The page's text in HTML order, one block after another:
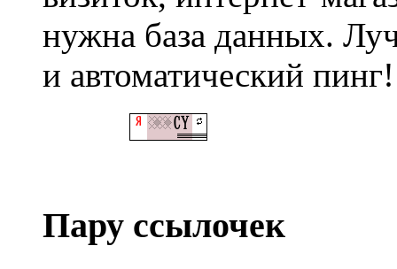
нужна база данных.
и автоматический пинг!
Пару ссылочек